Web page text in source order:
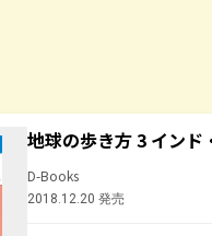
地球の歩き方 3 インド
D-Books
2018.12.20 発売